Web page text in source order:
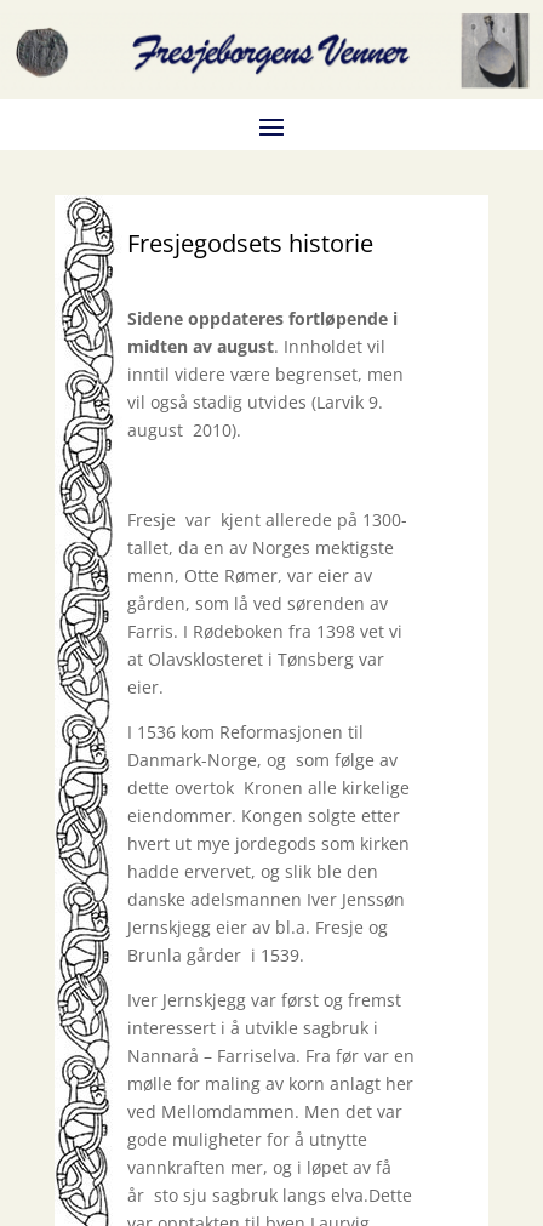
Fresjegodsets historie
Sidene oppdateres fortløpende i
midten av august. Innholdet vil
inntil videre være begrenset, men
vil også stadig utvides (Larvik 9.
august 2010).
Fresje var kjent allerede på 1300-
tallet, da en av Norges mektigste
menn, Otte Rømer, var eier av
gården, som lå ved sørenden av
Farris. I Rødeboken fra 1398 vet vi
at Olavsklosteret i Tønsberg var
eier.
I 1536 kom Reformasjonen til
Danmark-Norge, og som følge av
dette overtok Kronen alle kirkelige
eiendommer. Kongen solgte etter
hvert ut mye jordegods som kirken
hadde ervervet, og slik ble den
danske adelsmannen Iver Jenssøn
Jernskjegg eier av bl.a. Fresje og
Brunla gårder i 1539.
Iver Jernskjegg var først og fremst
interessert i å utvikle sagbruk i
Nannarå – Farriselva. Fra før var en
mølle for maling av korn anlagt her
ved Mellomdammen. Men det var
gode muligheter for å utnytte
vannkraften mer, og i løpet av få
år sto sju sagbruk langs elva.Dette